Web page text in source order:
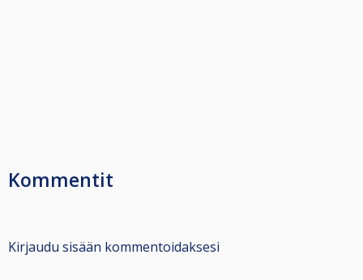
Kommentit
Kirjaudu sisään kommentoidaksesi